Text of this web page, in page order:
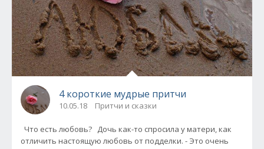
4 короткие мудрые притчи
10.05.18 Притчи и сказки
Что есть любовь? Дочь как-то спросила у матери, как
отличить настоящую любовь от подделки. - Это очень